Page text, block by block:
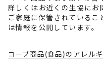
詳しくはお近くの生協にお
ご家庭に保管されている
は情報を公開しています。
コープ商品(食品)のアレル